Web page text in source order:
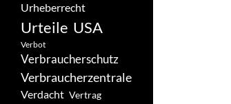
Urheberrecht
Urteile USA
Verbot
Verbraucherschutz
Verbraucherzentrale
Verdacht Vertrag